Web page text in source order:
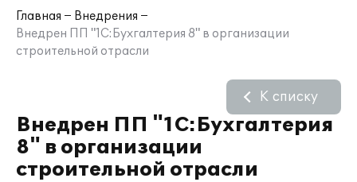
Главная
Внедрения
Внедрен ПП "1С:Бухгалтерия 8" в организации
строительной отрасли
Внедрен ПП "1С:Бухгалтерия
8" в организации
строительной отрасли
К списку